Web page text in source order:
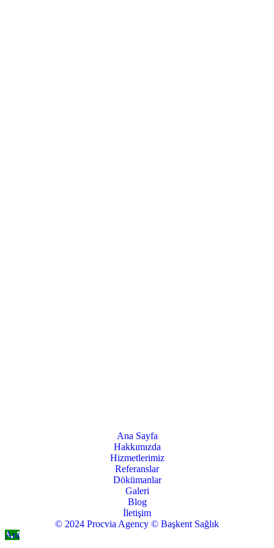
Ana Sayfa
Hakkımızda
Hizmetlerimiz
Referanslar
Dökümanlar
Galeri
Blog
İletişim
© 2024 Procvia Agency © Başkent Sağlık
Ara